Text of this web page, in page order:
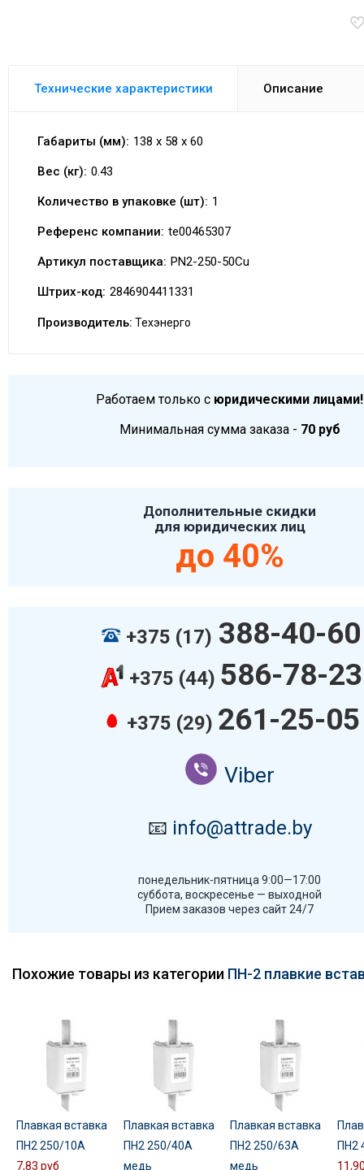
Технические характеристики Описание
Габариты (мм): 138 x 58 x 60
Вес (кг): 0.43
Количество в упаковке (шт): 1
Референс компании: te00465307
Артикул поставщика: PN2-250-50Cu
Штрих-код: 2846904411331
Производитель: Техэнерго
Работаем только с юридическими лицами!
Минимальная сумма заказа - 70 руб
Дополнительные скидки
для юридических лиц
до 40%
+375 (17) 388-40-60
+375 (44) 586-78-23
+375 (29) 261-25-05
Viber
📧 info@attrade.by
понедельник-пятница 9:00—17:00
суббота, воскресенье — выходной
Прием заказов через сайт 24/7
Похожие товары из категории ПН-2 плавкие
Плавкая вставка
ПН2 250/10А
7,83 руб
Плавкая вставка
ПН2 250/40А
медь
Плавкая вставка
ПН2 250/63А
медь
ПН2